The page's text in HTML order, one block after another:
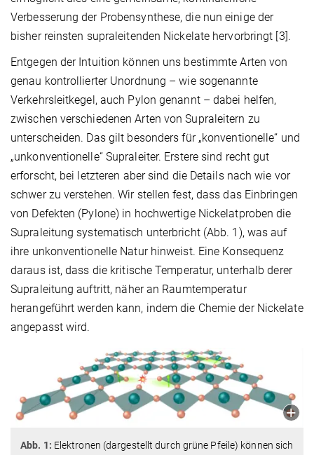
Verbesserung der Probensynthese, die nun einige der
bisher reinsten supraleitenden Nickelate hervorbringt [3].
Entgegen der Intuition können uns bestimmte Arten von
genau kontrollierter Unordnung – wie sogenannte
Verkehrsleitkegel, auch Pylon genannt – dabei helfen,
zwischen verschiedenen Arten von Supraleitern zu
unterscheiden. Das gilt besonders für „konventionelle“ und
„unkonventionelle“ Supraleiter. Erstere sind recht gut
erforscht, bei letzteren aber sind die Details nach wie vor
schwer zu verstehen. Wir stellen fest, dass das Einbringen
von Defekten (Pylone) in hochwertige Nickelatproben die
Supraleitung systematisch unterbricht (Abb. 1), was auf
ihre unkonventionelle Natur hinweist. Eine Konsequenz
daraus ist, dass die kritische Temperatur, unterhalb derer
Supraleitung auftritt, näher an Raumtemperatur
herangeführt werden kann, indem die Chemie der Nickelate
angepasst wird.
Abb. 1: Elektronen (dargestellt durch grüne Pfeile) können sich